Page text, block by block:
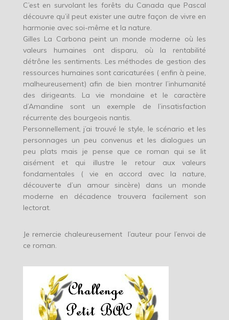
C’est en survolant les forêts du Canada que Pascal
découvre qu’il peut exister une autre façon de vivre en
harmonie avec soi-même et la nature.
Gilles La Carbona peint un monde moderne où les
valeurs humaines ont disparu, où la rentabilité
détrône les sentiments. Les méthodes de gestion des
ressources humaines sont caricaturées ( enfin à peine,
malheureusement) afin de bien montrer l’inhumanité
des dirigeants. La vie mondaine et le caractère
d’Amandine sont un exemple de l’insatisfaction
récurrente des bourgeois nantis.
Personnellement, j’ai trouvé le style, le scénario et les
personnages un peu convenus et les dialogues un
peu plats mais je pense que ce roman qui se lit
aisément et qui illustre le retour aux valeurs
fondamentales ( vie en accord avec la nature,
découverte d’un amour sincère) dans un monde
moderne en décadence trouvera facilement son
lectorat.
Je remercie chaleureusement l’auteur pour l’envoi de
ce roman.